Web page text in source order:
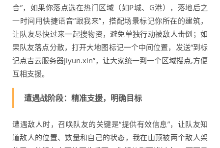
合”，如果你落点选在热门区域（如P城、G港），落地后之
一时间用快捷语音“跟我来”，搭配场景标记你所在的建筑，
让队友尽快过来一起搜物资，避免单独行动被敌人击倒；如
果队友落点分散，打开大地图标记一个中间位置，发送“到标
记点吉云服务器jiyun.xin”，让大家统一到一个区域搜点,方便
互相支援。
遭遇战阶段：精准支援，明确目标
遭遇敌人时，召唤队友的关键是“提供有效信息”，让队友知
道敌人的位置、数量和自己的状态，我在山顶被两个敌人架